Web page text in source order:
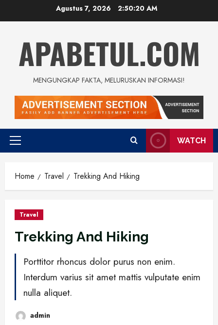
to
Agustus 7, 2026 2:50:21 AM
APABETUL.COM
MENGUNGKAP FAKTA, MELURUSKAN INFORMASI!
Primary
WATCH
Home Travel Trekking And Hiking
Travel
Trekking And Hiking
Porttitor rhoncus dolor purus non enim.
Interdum varius sit amet mattis vulputate enim
nulla aliquet.
admin